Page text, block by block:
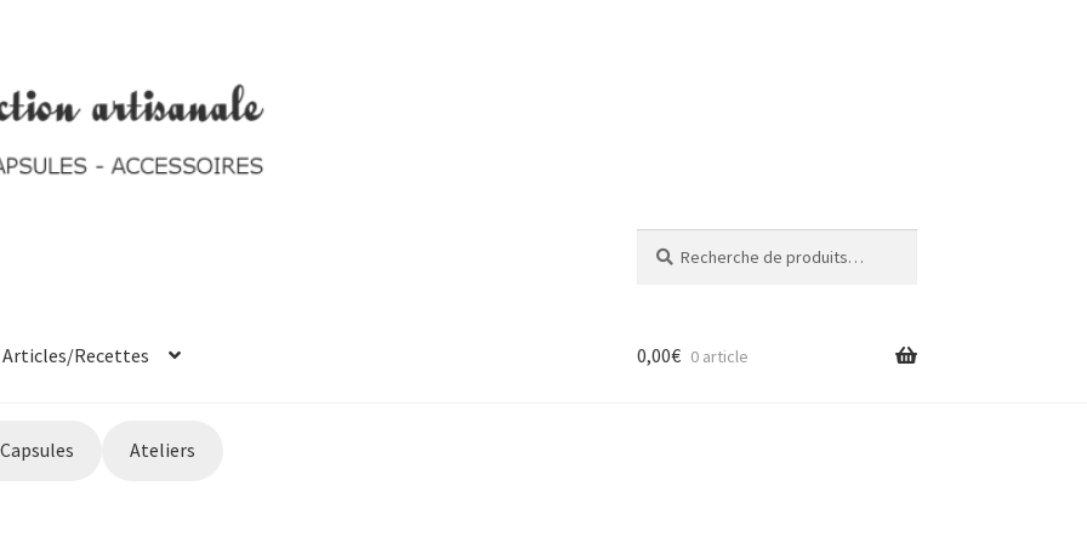
pour :
Articles/Recettes 0,00€ 0 article
Capsules Ateliers